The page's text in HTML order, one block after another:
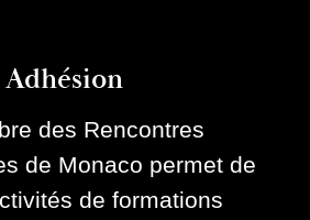
Adhésion
des Rencontres
de Monaco permet de
de formations